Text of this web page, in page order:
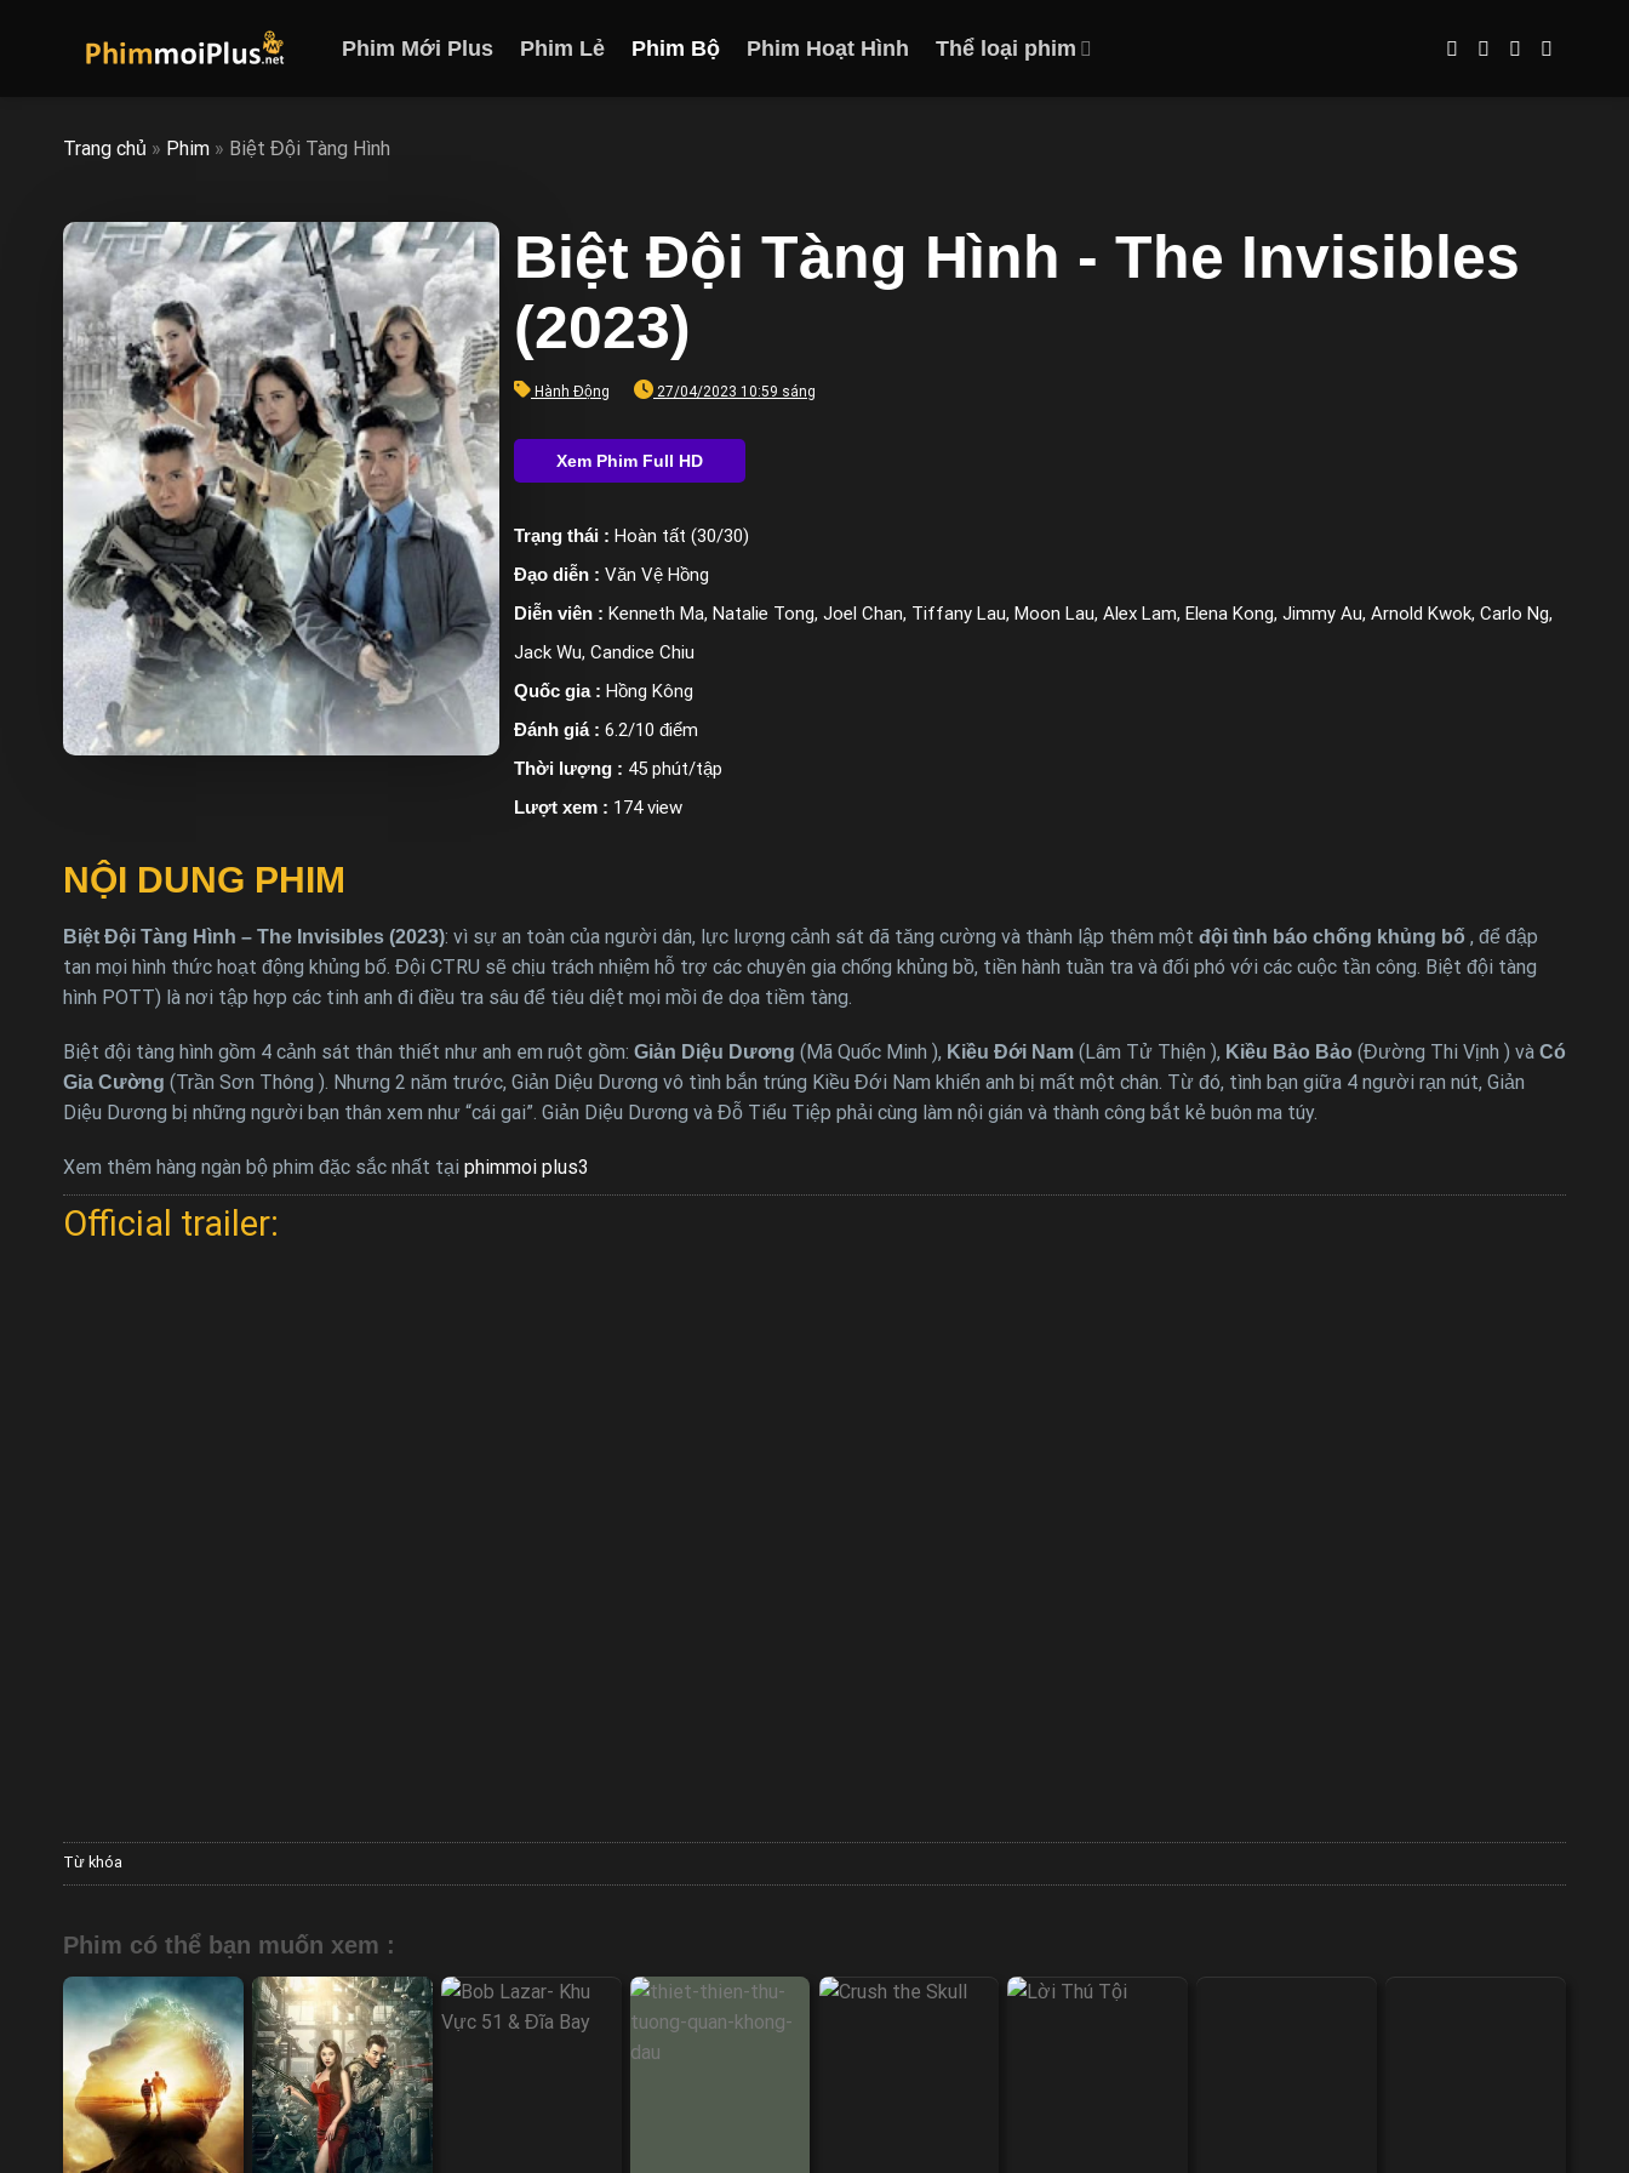
Phim Mới Plus Phim Lẻ Phim Bộ Phim Hoạt Hình Thể loại phim
Trang chủ » Phim » Biệt Đội Tàng Hình
Biệt Đội Tàng Hình - The Invisibles
(2023)
Hành Động 27/04/2023 10:59 sáng
Trạng thái : Hoàn tất (30/30)
Đạo diễn : Văn Vệ Hồng
Diễn viên : Kenneth Ma, Natalie Tong, Joel Chan, Tiffany Lau, Moon Lau, Alex Lam, Elena Kong, Jimmy Au, Arnold Kwok, Carlo Ng,
Jack Wu, Candice Chiu
Quốc gia : Hồng Kông
Đánh giá : 6.2/10 điểm
Thời lượng : 45 phút/tập
Lượt xem : 174 view
NỘI DUNG PHIM
Biệt Đội Tàng Hình – The Invisibles (2023): vì sự an toàn của người dân, lực lượng cảnh sát đã tăng cường và thành lập thêm một đội tình báo chống khủng bố , để đập
tan mọi hình thức hoạt động khủng bố. Đội CTRU sẽ chịu trách nhiệm hỗ trợ các chuyên gia chống khủng bồ, tiền hành tuần tra và đối phó với các cuộc tần công. Biệt đội tàng
hình POTT) là nơi tập hợp các tinh anh đi điều tra sâu để tiêu diệt mọi mồi đe dọa tiềm tàng.
Biệt đội tàng hình gồm 4 cảnh sát thân thiết như anh em ruột gồm: Giản Diệu Dương (Mã Quốc Minh ), Kiều Đới Nam (Lâm Tử Thiện ), Kiều Bảo Bảo (Đường Thi Vịnh ) và Có
Gia Cường (Trần Sơn Thông ). Nhưng 2 năm trước, Giản Diệu Dương vô tình bắn trúng Kiều Đới Nam khiển anh bị mất một chân. Từ đó, tình bạn giữa 4 người rạn nút, Giản
Diệu Dương bị những người bạn thân xem như “cái gai”. Giản Diệu Dương và Đỗ Tiểu Tiệp phải cùng làm nội gián và thành công bắt kẻ buôn ma túy.
Xem thêm hàng ngàn bộ phim đặc sắc nhất tại phimmoi plus3
Official trailer:
Từ khóa
Phim có thể bạn muốn xem :